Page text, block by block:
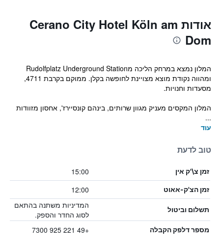
אודות Cerano City Hotel Köln am
Dom
המלון נמצא במרחק הליכה מRudolfplatz Underground Station
ומהווה נקודת מוצא מצויינת לחופשה בקלן. ממוקם בקרבת 4711,
מסעדות וחנויות.
המלון המקסים מעניק מגוון שרותים, בינהם קונסיירז', אחסון מזוודות
...
עוד
טוב לדעת
זמן צ\'ק אין 15:00
זמן הצ'ק-אאוט 12:00
תשלום וביטול
המדיניות משתנה בהתאם
לסוג החדר והספק.
מספר דלפק הקבלה +49 221 925 7300